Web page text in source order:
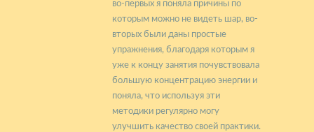
во-первых я поняла причины по
которым можно не видеть шар, во-
вторых были даны простые
упражнения, благодаря которым я
уже к концу занятия почувствовала
большую концентрацию энергии и
поняла, что используя эти
методики регулярно могу
улучшить качество своей практики.